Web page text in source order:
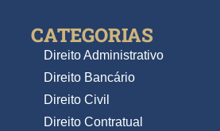
CATEGORIAS
Direito Administrativo
Direito Bancário
Direito Civil
Direito Contratual